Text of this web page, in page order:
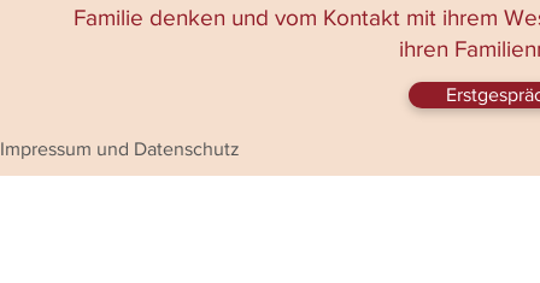
Familie denken und vom Kontakt mit ihrem
ihren
Impressum und Datenschutz